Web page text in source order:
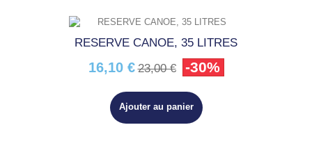
RESERVE CANOE, 35 LITRES
16,10 € 23,00 € -30%
Ajouter au panier